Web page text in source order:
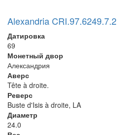
Alexandria CRI.97.6249.7.2
Датировка
69
Монетный двор
Александрия
Аверс
Tête à droite.
Реверс
Buste d'Isis à droite, LA
Диаметр
24.0